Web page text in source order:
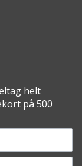
helt
på 500